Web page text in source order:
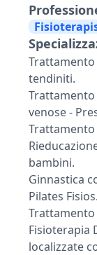
tendiniti.
venose -
Trattamento
bambini.
Ginnastica
Pilates Fisios.
Trattamento
Fisioterapia
localizzate